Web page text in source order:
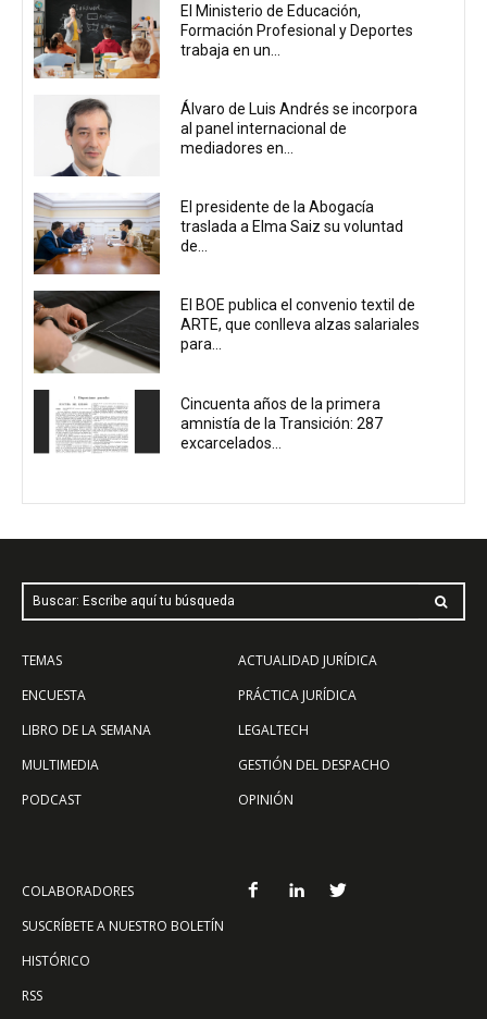
El Ministerio de Educación,
Formación Profesional y Deportes
trabaja en un...
Álvaro de Luis Andrés se incorpora
al panel internacional de
mediadores en...
El presidente de la Abogacía
traslada a Elma Saiz su voluntad
de...
El BOE publica el convenio textil de
ARTE, que conlleva alzas salariales
para...
Cincuenta años de la primera
amnistía de la Transición: 287
excarcelados...
Buscar: Escribe aquí tu búsqueda
TEMAS
ENCUESTA
LIBRO DE LA SEMANA
MULTIMEDIA
PODCAST
ACTUALIDAD JURÍDICA
PRÁCTICA JURÍDICA
LEGALTECH
GESTIÓN DEL DESPACHO
OPINIÓN
COLABORADORES
SUSCRÍBETE A NUESTRO BOLETÍN
HISTÓRICO
RSS